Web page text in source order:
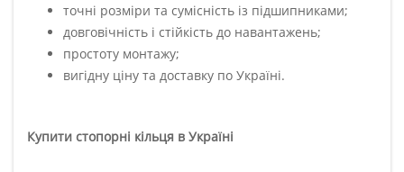
точні розміри та сумісність із підшипниками;
довговічність і стійкість до навантажень;
простоту монтажу;
вигідну ціну та доставку по Україні.
Купити стопорні кільця в Україні